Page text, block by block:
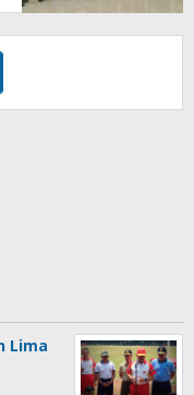
Lima